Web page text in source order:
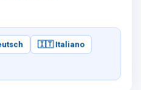
🇮🇹 Italiano